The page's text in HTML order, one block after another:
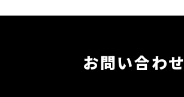
お問い合わせ